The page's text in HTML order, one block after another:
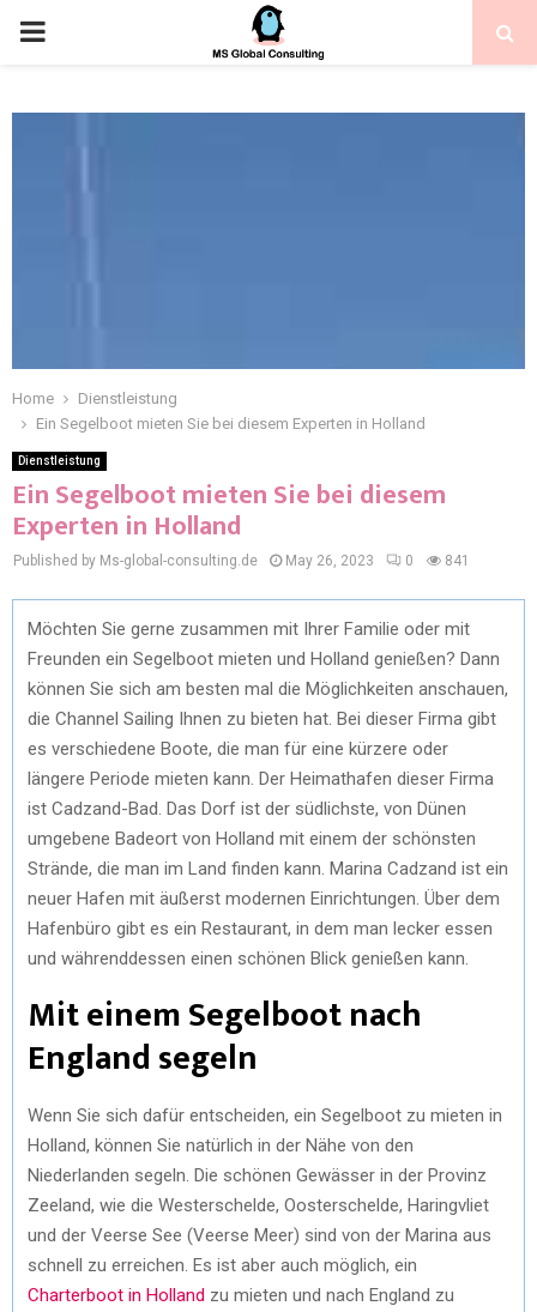
Home
Dienstleistung
Ein Segelboot mieten Sie bei diesem Experten in Holland
Dienstleistung
Ein Segelboot mieten Sie bei diesem
Experten in Holland
Published by Ms-global-consulting.de May 26, 2023 0 841
Möchten Sie gerne zusammen mit Ihrer Familie oder mit
Freunden ein Segelboot mieten und Holland genießen? Dann
können Sie sich am besten mal die Möglichkeiten anschauen,
die Channel Sailing Ihnen zu bieten hat. Bei dieser Firma gibt
es verschiedene Boote, die man für eine kürzere oder
längere Periode mieten kann. Der Heimathafen dieser Firma
ist Cadzand-Bad. Das Dorf ist der südlichste, von Dünen
umgebene Badeort von Holland mit einem der schönsten
Strände, die man im Land finden kann. Marina Cadzand ist ein
neuer Hafen mit äußerst modernen Einrichtungen. Über dem
Hafenbüro gibt es ein Restaurant, in dem man lecker essen
und währenddessen einen schönen Blick genießen kann.
Mit einem Segelboot nach
England segeln
Wenn Sie sich dafür entscheiden, ein Segelboot zu mieten in
Holland, können Sie natürlich in der Nähe von den
Niederlanden segeln. Die schönen Gewässer in der Provinz
Zeeland, wie die Westerschelde, Oosterschelde, Haringvliet
und der Veerse See (Veerse Meer) sind von der Marina aus
schnell zu erreichen. Es ist aber auch möglich, ein
Charterboot in Holland zu mieten und nach England zu